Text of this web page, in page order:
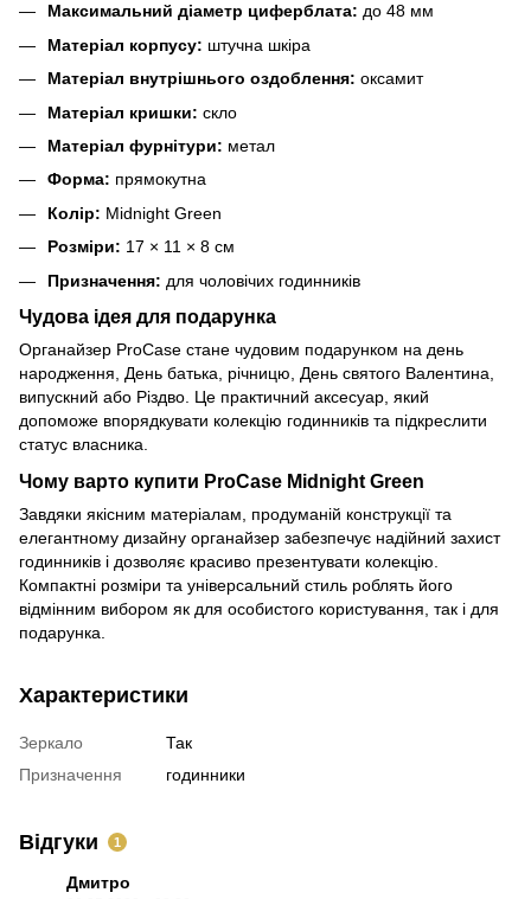
Максимальний діаметр циферблата: до 48 мм
Матеріал корпусу: штучна шкіра
Матеріал внутрішнього оздоблення: оксамит
Матеріал кришки: скло
Матеріал фурнітури: метал
Форма: прямокутна
Колір: Midnight Green
Розміри: 17 × 11 × 8 см
Призначення: для чоловічих годинників
Чудова ідея для подарунка
Органайзер ProCase стане чудовим подарунком на день
народження, День батька, річницю, День святого Валентина,
випускний або Різдво. Це практичний аксесуар, який
допоможе впорядкувати колекцію годинників та підкреслити
статус власника.
Чому варто купити ProCase Midnight Green
Завдяки якісним матеріалам, продуманій конструкції та
елегантному дизайну органайзер забезпечує надійний захист
годинників і дозволяє красиво презентувати колекцію.
Компактні розміри та універсальний стиль роблять його
відмінним вибором як для особистого користування, так і для
подарунка.
Характеристики
Зеркало
Так
Призначення
годинники
Відгуки 1
Дмитро